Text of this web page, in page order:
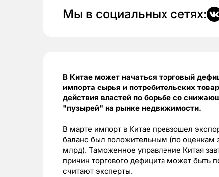
Мы в социальных сетях:
В Китае может начаться торговый
импорта сырья и потребительских
действия властей по борьбе со
"пузырей" на рынке недвижимости.
В марте импорт в Китае превзошел
баланс был положительным (по оценкам
млрд). Таможенное управление Китая
причин торгового дефицита может быть
считают эксперты.